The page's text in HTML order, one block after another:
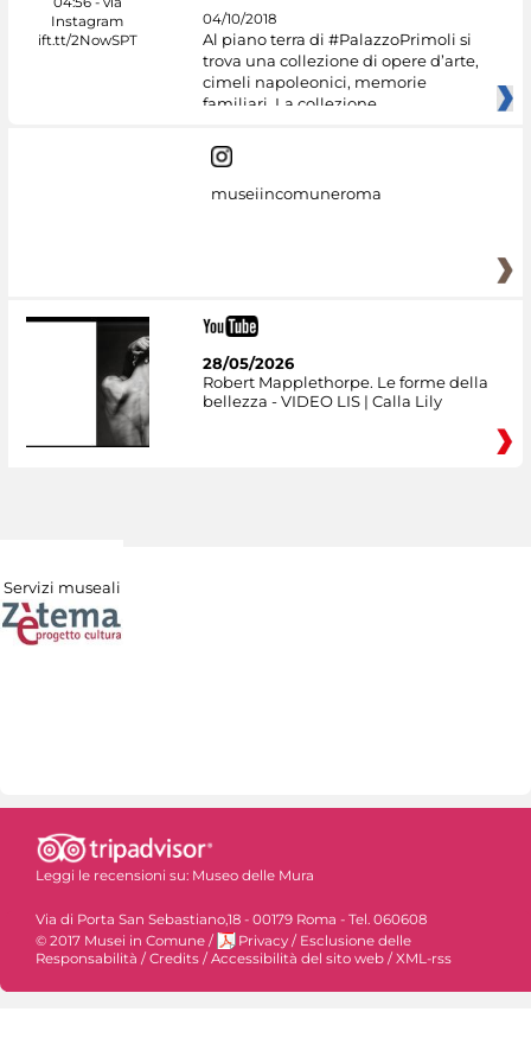
04/10/2018
Al piano terra di #PalazzoPrimoli si
trova una collezione di opere d’arte,
cimeli napoleonici, memorie
familiari. La collezione
museiincomuneroma
28/05/2026
Robert Mapplethorpe. Le forme della
bellezza - VIDEO LIS | Calla Lily
Servizi museali
Leggi le recensioni su: Museo delle Mura
Via di Porta San Sebastiano,18 - 00179 Roma - Tel. 060608
© 2017 Musei in Comune / Privacy / Esclusione delle
Responsabilità / Credits / Accessibilità del sito web / XML-rss